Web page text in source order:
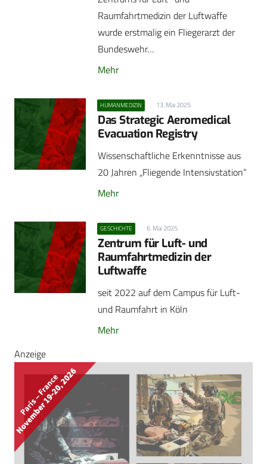
Raumfahrtmedizin der Luftwaffe
wurde erstmalig ein Fliegerarzt der
Bundeswehr…
Mehr
HUMANMEDIZIN 13. Mai 2025
Das Strategic Aeromedical
Evacuation Registry
Wissenschaftliche Erkenntnisse aus
20 Jahren „Fliegende Intensivstation“
Mehr
GESCHICHTE 6. Mai 2025
Zentrum für Luft- und
Raumfahrtmedizin der
Luftwaffe
seit 2022 auf dem Campus für Luft-
und Raumfahrt in Köln
Mehr
Anzeige